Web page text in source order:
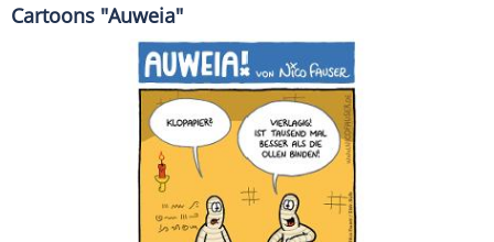
Cartoons "Auweia"